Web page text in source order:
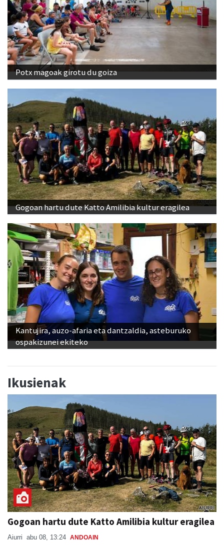
Potx magoak girotu du goiza
Gogoan hartu dute Katto Amilibia kultur eragilea
Kantujira, auzo-afaria eta dantzaldia, asteburuko
ospakizunei ekiteko
Ikusienak
Gogoan hartu dute Katto Amilibia kultur eragilea
Aiurri abu 08, 13:24 ANDOAIN